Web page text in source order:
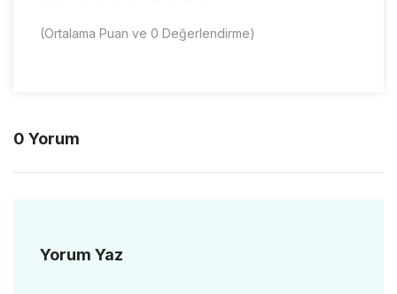
(Ortalama Puan ve 0 Değerlendirme)
0 Yorum
Yorum Yaz